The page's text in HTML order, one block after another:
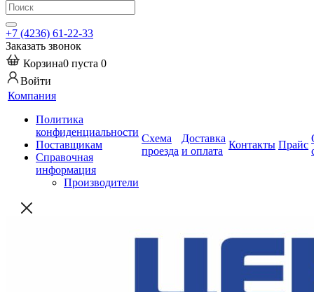
+7 (4236) 61-22-33
Заказать звонок
Корзина0 пуста 0
Войти
Компания
Политика
конфиденциальности
Поставщикам
Справочная
информация
Производители
Схема
проезда
Доставка
и оплата
Контакты Прайс